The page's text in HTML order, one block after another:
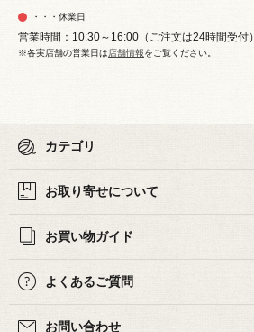
・・・休業日
営業時間：10:30～16:00（ご注文は24時間受付）
※各実店舗の営業日は店舗情報をご覧ください。
カテゴリ
お取り寄せについて
お買い物ガイド
よくあるご質問
お問い合わせ